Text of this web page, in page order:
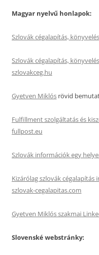
Magyar nyelvű honlapok:
Szlovák cégalapítás,
Szlovák cégalapítás,
szlovakceg.hu
Gyetven Miklós rövid
Fulfillment szolgáltatás és
fullpost.eu
Szlovák információk egy
Kizárólag szlovák
szlovak-cegalapitas.com
Gyetven Miklós szakmai
Slovenské webstránky: